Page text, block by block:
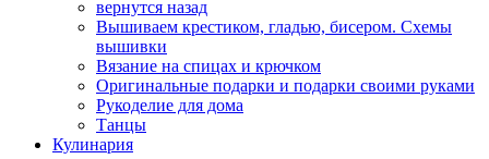
вернутся назад
Вышиваем крестиком, гладью, бисером. Схемы
вышивки
Вязание на спицах и крючком
Оригинальные подарки и подарки своими руками
Рукоделие для дома
Танцы
Кулинария